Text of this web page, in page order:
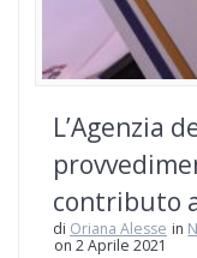
L’Agenzia
contributo
di Oriana Alesse in
on 2 Aprile 2021